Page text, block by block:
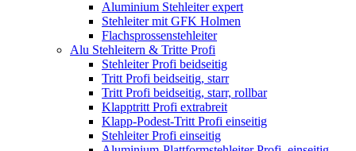
Aluminium Stehleiter expert
Stehleiter mit GFK Holmen
Flachsprossenstehleiter
Alu Stehleitern & Tritte Profi
Stehleiter Profi beidseitig
Tritt Profi beidseitig, starr
Tritt Profi beidseitig, starr, rollbar
Klapptritt Profi extrabreit
Klapp-Podest-Tritt Profi einseitig
Stehleiter Profi einseitig